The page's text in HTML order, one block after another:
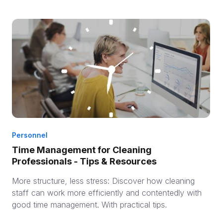
Personnel
Time Management for Cleaning
Professionals - Tips & Resources
More structure, less stress: Discover how cleaning
staff can work more efficiently and contentedly with
good time management. With practical tips.